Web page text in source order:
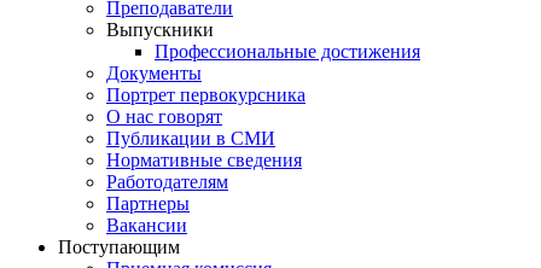
Преподаватели
Выпускники
Профессиональные достижения
Документы
Портрет первокурсника
О нас говорят
Публикации в СМИ
Нормативные сведения
Работодателям
Партнеры
Вакансии
Поступающим